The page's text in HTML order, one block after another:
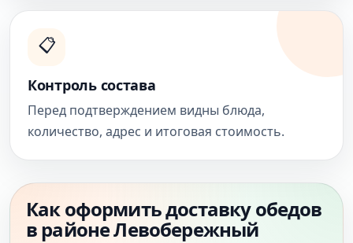
📋
Контроль состава
Перед подтверждением видны блюда,
количество, адрес и итоговая стоимость.
Как оформить доставку обедов
в районе Левобережный